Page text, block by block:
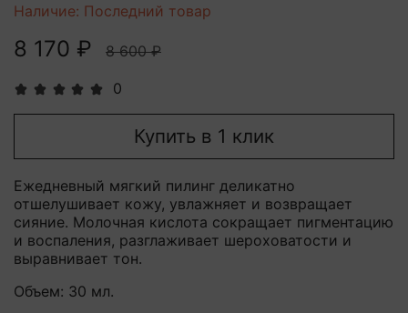
0
Наличие: Последний товар
8 170 ₽ 8 600 ₽
Купить в 1 клик
Ежедневный мягкий пилинг деликатно
отшелушивает кожу, увлажняет и возвращает
сияние. Молочная кислота сокращает пигментацию
и воспаления, разглаживает шероховатости и
выравнивает тон.
Объем: 30 мл.